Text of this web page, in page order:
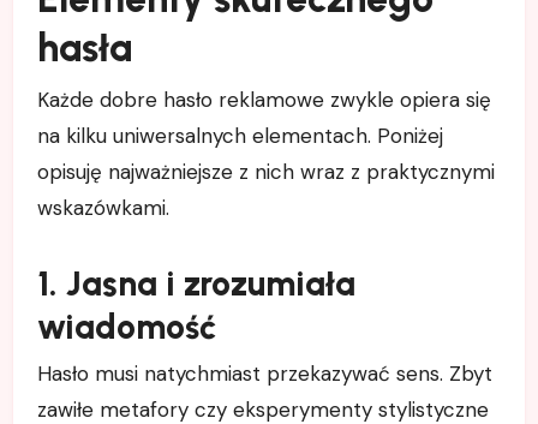
hasła
Każde dobre hasło reklamowe zwykle opiera się
na kilku uniwersalnych elementach. Poniżej
opisuję najważniejsze z nich wraz z praktycznymi
wskazówkami.
1. Jasna i zrozumiała
wiadomość
Hasło musi natychmiast przekazywać sens. Zbyt
zawiłe metafory czy eksperymenty stylistyczne